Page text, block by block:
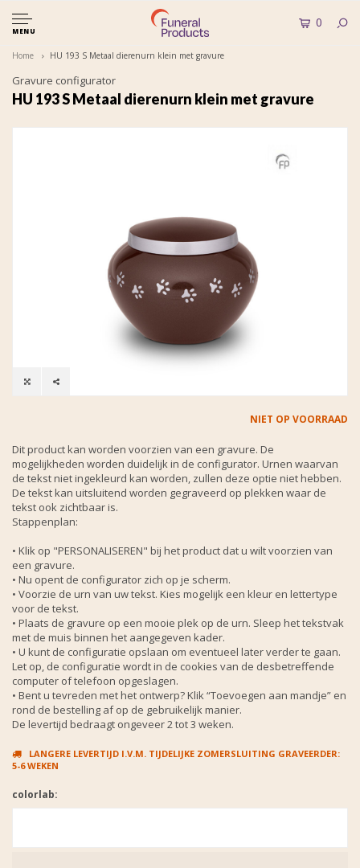
MENU
0
Home HU 193 S Metaal dierenurn klein met gravure
Gravure configurator
HU 193 S Metaal dierenurn klein met gravure
NIET OP VOORRAAD
Dit product kan worden voorzien van een gravure. De
mogelijkheden worden duidelijk in de configurator. Urnen waarvan
de tekst niet ingekleurd kan worden, zullen deze optie niet hebben.
De tekst kan uitsluitend worden gegraveerd op plekken waar de
tekst ook zichtbaar is.
Stappenplan:
• Klik op "PERSONALISEREN" bij het product dat u wilt voorzien van
een gravure.
• Nu opent de configurator zich op je scherm.
• Voorzie de urn van uw tekst. Kies mogelijk een kleur en lettertype
voor de tekst.
• Plaats de gravure op een mooie plek op de urn. Sleep het tekstvak
met de muis binnen het aangegeven kader.
• U kunt de configuratie opslaan om eventueel later verder te gaan.
Let op, de configuratie wordt in de cookies van de desbetreffende
computer of telefoon opgeslagen.
• Bent u tevreden met het ontwerp? Klik “Toevoegen aan mandje” en
rond de bestelling af op de gebruikelijk manier.
De levertijd bedraagt ongeveer 2 tot 3 weken.
LANGERE LEVERTIJD I.V.M. TIJDELIJKE ZOMERSLUITING GRAVEERDER:
5-6 WEKEN
colorlab: